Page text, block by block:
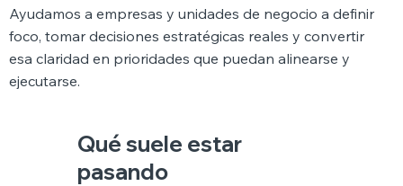
Ayudamos a empresas y unidades de negocio a definir
foco, tomar decisiones estratégicas reales y convertir
esa claridad en prioridades que puedan alinearse y
ejecutarse.
Qué suele estar
pasando